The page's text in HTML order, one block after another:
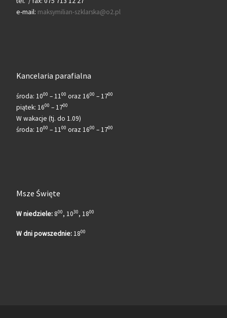
e-mail: maksymilian-szklarska@o2.pl
Kancelaria parafialna
środa: 1000 – 1100 oraz 1600 – 1700
piątek: 1600 – 1700
W wakacje (tj. do 1.09)
środa: 1000 – 1100 oraz 1600 – 1700
Msze Święte
W niedziele: 800, 1030, 1800
W dni powszednie:1800